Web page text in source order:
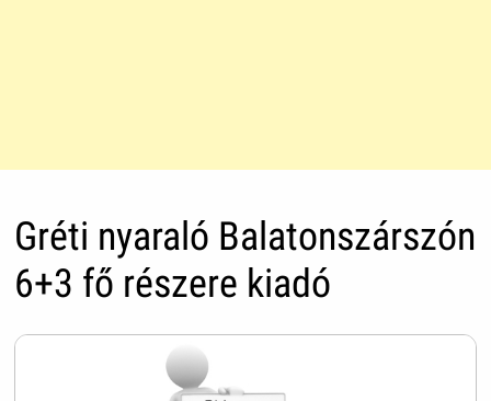
Gréti nyaraló Balatonszárszón
6+3 fő részere kiadó